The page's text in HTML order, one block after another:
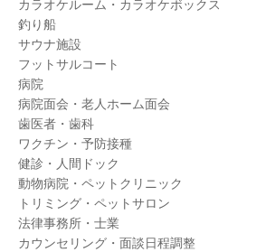
カラオケルーム・カラオケボックス
釣り船
サウナ施設
フットサルコート
病院
病院面会・老人ホーム面会
歯医者・歯科
ワクチン・予防接種
健診・人間ドック
動物病院・ペットクリニック
トリミング・ペットサロン
法律事務所・士業
カウンセリング・面談日程調整